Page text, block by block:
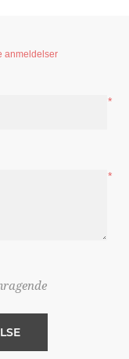
anmeldelser
*
*